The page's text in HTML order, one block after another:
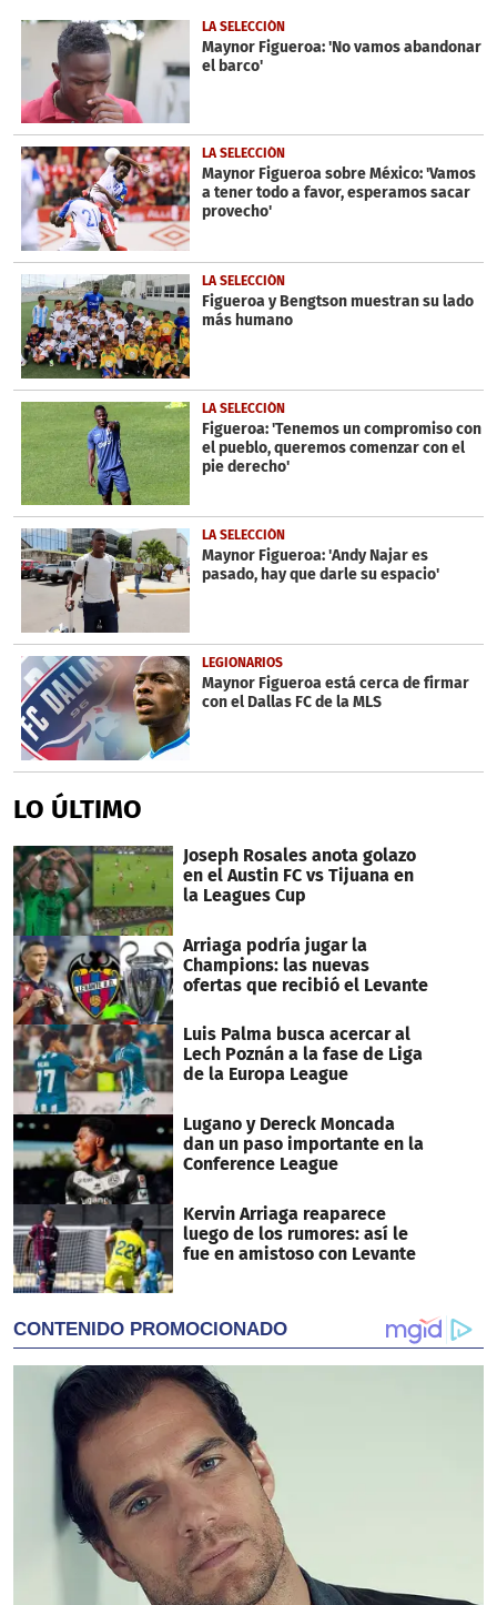
32
seconds
LA SELECCIÓN
Maynor Figueroa: 'No vamos abandonar
el barco'
LA SELECCIÓN
Maynor Figueroa sobre México: 'Vamos
a tener todo a favor, esperamos sacar
provecho'
LA SELECCIÓN
Figueroa y Bengtson muestran su lado
más humano
LA SELECCIÓN
Figueroa: 'Tenemos un compromiso con
el pueblo, queremos comenzar con el
pie derecho'
LA SELECCIÓN
Maynor Figueroa: 'Andy Najar es
pasado, hay que darle su espacio'
LEGIONARIOS
Maynor Figueroa está cerca de firmar
con el Dallas FC de la MLS
LO ÚLTIMO
Joseph Rosales anota golazo
en el Austin FC vs Tijuana en
la Leagues Cup
Arriaga podría jugar la
Champions: las nuevas
ofertas que recibió el Levante
Luis Palma busca acercar al
Lech Poznán a la fase de Liga
de la Europa League
Lugano y Dereck Moncada
dan un paso importante en la
Conference League
Kervin Arriaga reaparece
luego de los rumores: así le
fue en amistoso con Levante